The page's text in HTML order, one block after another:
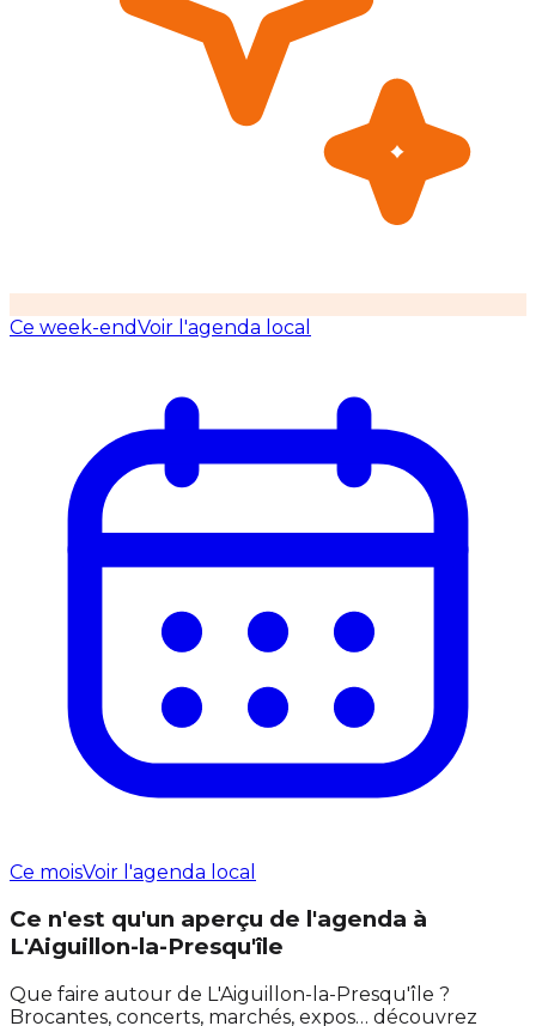
Ce week-endVoir l'agenda local
Ce moisVoir l'agenda local
Ce n'est qu'un aperçu de l'agenda à
L'Aiguillon-la-Presqu'île
Que faire autour de L'Aiguillon-la-Presqu'île ?
Brocantes, concerts, marchés, expos… découvrez